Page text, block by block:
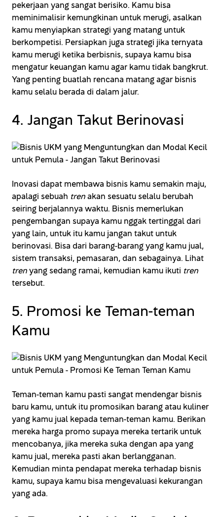
pekerjaan yang sangat berisiko. Kamu bisa
meminimalisir kemungkinan untuk merugi, asalkan
kamu menyiapkan strategi yang matang untuk
berkompetisi. Persiapkan juga strategi jika ternyata
kamu merugi ketika berbisnis, supaya kamu bisa
mengatur keuangan kamu agar kamu tidak bangkrut.
Yang penting buatlah rencana matang agar bisnis
kamu selalu berada di dalam jalur.
4. Jangan Takut Berinovasi
Inovasi dapat membawa bisnis kamu semakin maju,
apalagi sebuah tren akan sesuatu selalu berubah
seiring berjalannya waktu. Bisnis memerlukan
pengembangan supaya kamu nggak tertinggal dari
yang lain, untuk itu kamu jangan takut untuk
berinovasi. Bisa dari barang-barang yang kamu jual,
sistem transaksi, pemasaran, dan sebagainya. Lihat
tren yang sedang ramai, kemudian kamu ikuti tren
tersebut.
5. Promosi ke Teman-teman
Kamu
Teman-teman kamu pasti sangat mendengar bisnis
baru kamu, untuk itu promosikan barang atau kuliner
yang kamu jual kepada teman-teman kamu. Berikan
mereka harga promo supaya mereka tertarik untuk
mencobanya, jika mereka suka dengan apa yang
kamu jual, mereka pasti akan berlangganan.
Kemudian minta pendapat mereka terhadap bisnis
kamu, supaya kamu bisa mengevaluasi kekurangan
yang ada.